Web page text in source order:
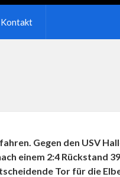
Kontakt
Gegen den USV
einem 2:4 Rückstand
Tor für die